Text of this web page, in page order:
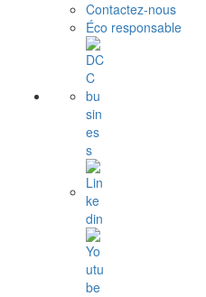
Contactez-nous
Éco responsable